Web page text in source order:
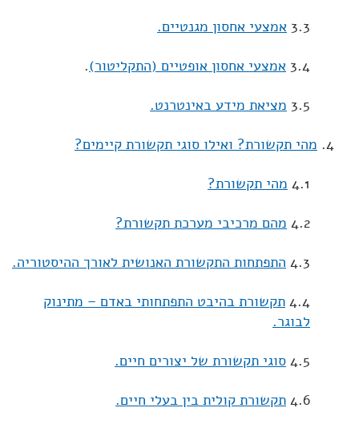
3.3 אמצעי אחסון מגנטיים.
3.4 אמצעי אחסון אופטיים (התקליטור).
3.5 מציאת מידע באינטרנט.
4. מהי תקשורת? ואילו סוגי תקשורת קיימים?
4.1 מהי תקשורת?
4.2 מהם מרכיבי מערכת תקשורת?
4.3 התפתחות התקשורת האנושית לאורך ההיסטוריה.
4.4 תקשורת בהיבט התפתחותי באדם – מתינוק
לבוגר.
4.5 סוגי תקשורת של יצורים חיים.
4.6 תקשורת קולית בין בעלי חיים.